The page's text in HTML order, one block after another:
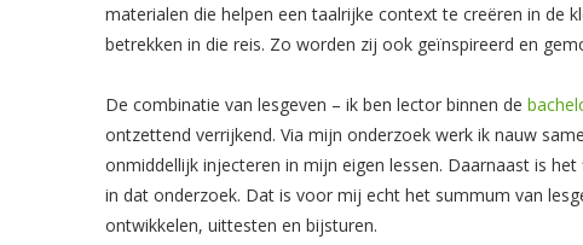
materialen die helpen een taalrijke context te creëren in de
betrekken in die reis. Zo worden zij ook geïnspireerd en
De combinatie van lesgeven – ik ben lector binnen de
ontzettend verrijkend. Via mijn onderzoek werk ik nauw
onmiddellijk injecteren in mijn eigen lessen. Daarnaast is
in dat onderzoek. Dat is voor mij echt het summum van
ontwikkelen, uittesten en bijsturen.